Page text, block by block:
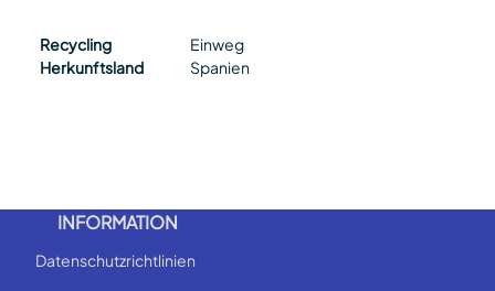
Recycling
Einweg
Herkunftsland
Spanien
INFORMATION
Datenschutzrichtlinien